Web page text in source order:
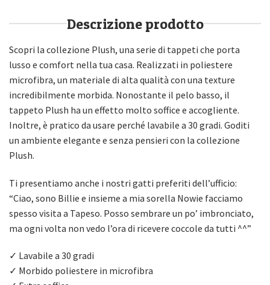
Descrizione prodotto
Scopri la collezione Plush, una serie di tappeti che porta
lusso e comfort nella tua casa. Realizzati in poliestere
microfibra, un materiale di alta qualità con una texture
incredibilmente morbida. Nonostante il pelo basso, il
tappeto Plush ha un effetto molto soffice e accogliente.
Inoltre, è pratico da usare perché lavabile a 30 gradi. Goditi
un ambiente elegante e senza pensieri con la collezione
Plush.
Ti presentiamo anche i nostri gatti preferiti dell’ufficio:
“Ciao, sono Billie e insieme a mia sorella Nowie facciamo
spesso visita a Tapeso. Posso sembrare un po’ imbronciato,
ma ogni volta non vedo l’ora di ricevere coccole da tutti ^^”
✓ Lavabile a 30 gradi
✓ Morbido poliestere in microfibra